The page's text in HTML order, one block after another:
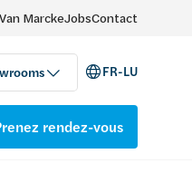
MarckeJobsContact
FR-LU
rendez-vous